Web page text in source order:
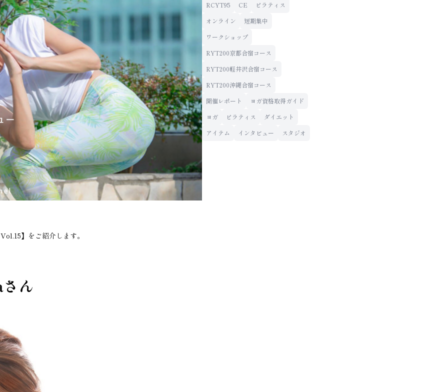
】をご紹介します。
ん
RCYT95
CE
ピラティス
オンライン
短期集中
ワークショップ
RYT200京都合宿コース
RYT200軽井沢合宿コース
RYT200沖縄合宿コース
開催レポート
ヨガ資格取得ガイド
ヨガ
ピラティス
ダイエット
アイテム
インタビュー スタジオ